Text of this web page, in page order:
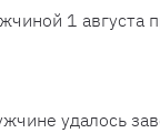
1 августа
удалось